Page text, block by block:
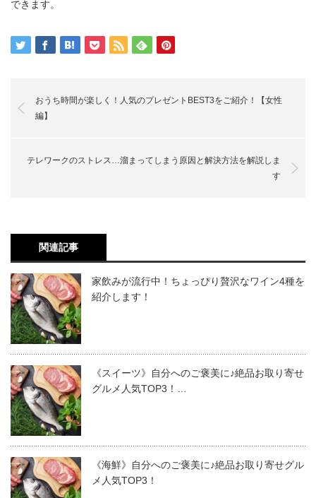
できます。
おうち時間が楽しく！人気のプレゼントBEST3をご紹介！【女性
編】
テレワークのストレス…溜まってしまう原因と解決方法を解説しま
す
関連記事
家飲みが流行中！ちょっぴり贅沢なワイン4種を
紹介します！
《スイーツ》自分へのご褒美に♪絶品お取り寄せ
グルメ人気TOP3！…
《海鮮》自分へのご褒美に♪絶品お取り寄せグル
メ人気TOP3！